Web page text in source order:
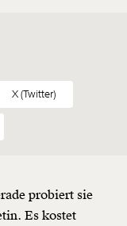
X (Twitter)
probiert sie
Es kostet